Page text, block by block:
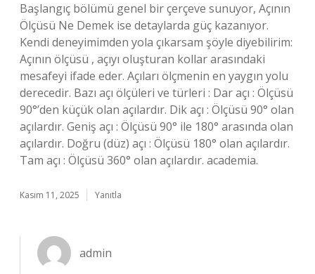
Başlangıç bölümü genel bir çerçeve sunuyor, Açının
Ölçüsü Ne Demek ise detaylarda güç kazanıyor.
Kendi deneyimimden yola çıkarsam şöyle diyebilirim:
Açının ölçüsü , açıyı oluşturan kollar arasındaki
mesafeyi ifade eder. Açıları ölçmenin en yaygın yolu
derecedir. Bazı açı ölçüleri ve türleri : Dar açı : Ölçüsü
90°’den küçük olan açılardır. Dik açı : Ölçüsü 90° olan
açılardır. Geniş açı : Ölçüsü 90° ile 180° arasında olan
açılardır. Doğru (düz) açı : Ölçüsü 180° olan açılardır.
Tam açı : Ölçüsü 360° olan açılardır. academia.
Kasım 11, 2025 Yanıtla
admin